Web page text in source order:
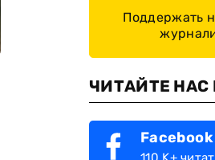
Поддержать
ЧИТАЙТЕ НАС
Facebook